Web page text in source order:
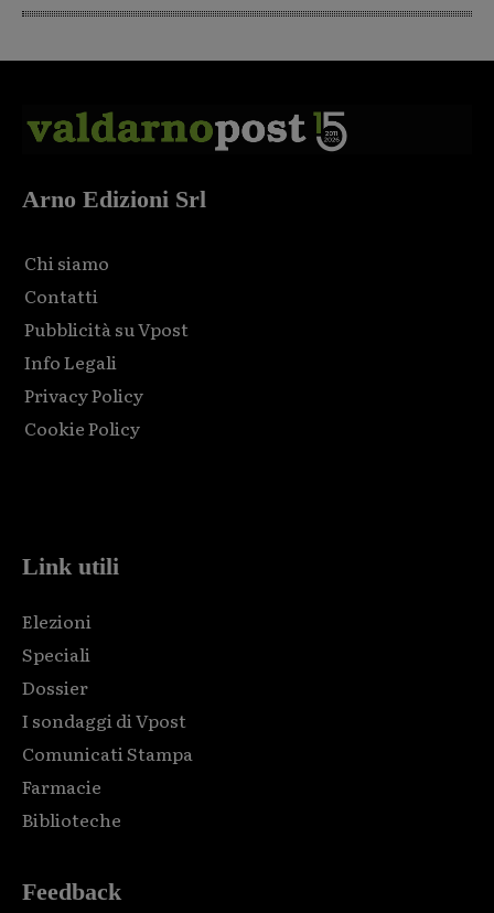
Arno Edizioni Srl
Chi siamo
Contatti
Pubblicità su Vpost
Info Legali
Privacy Policy
Cookie Policy
Link utili
Elezioni
Speciali
Dossier
I sondaggi di Vpost
Comunicati Stampa
Farmacie
Biblioteche
Feedback